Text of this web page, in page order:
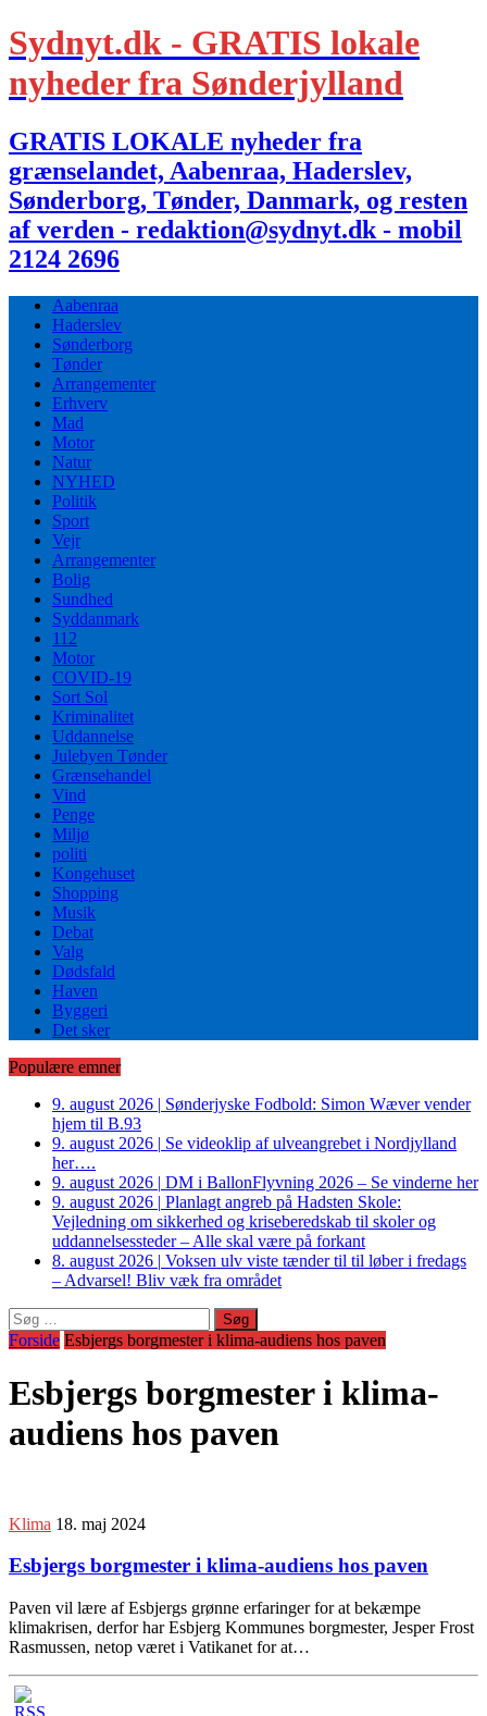
Sydnyt.dk - GRATIS lokale
nyheder fra Sønderjylland
GRATIS LOKALE nyheder fra
grænselandet, Aabenraa, Haderslev,
Sønderborg, Tønder, Danmark, og resten
af verden - redaktion@sydnyt.dk - mobil
2124 2696
Aabenraa
Haderslev
Sønderborg
Tønder
Arrangementer
Erhverv
Mad
Motor
Natur
NYHED
Politik
Sport
Vejr
Arrangementer
Bolig
Sundhed
Syddanmark
112
Motor
COVID-19
Sort Sol
Kriminalitet
Uddannelse
Julebyen Tønder
Grænsehandel
Vind
Penge
Miljø
politi
Kongehuset
Shopping
Musik
Debat
Valg
Dødsfald
Haven
Byggeri
Det sker
Populære emner
9. august 2026 | Sønderjyske Fodbold: Simon Wæver vender
hjem til B.93
9. august 2026 | Se videoklip af ulveangrebet i Nordjylland
her….
9. august 2026 | DM i BallonFlyvning 2026 – Se vinderne her
9. august 2026 | Planlagt angreb på Hadsten Skole:
Vejledning om sikkerhed og kriseberedskab til skoler og
uddannelsessteder – Alle skal være på forkant
8. august 2026 | Voksen ulv viste tænder til til løber i fredags
– Advarsel! Bliv væk fra området
Søg
efter:
Forside Esbjergs borgmester i klima-audiens hos paven
Esbjergs borgmester i klima-
audiens hos paven
Klima 18. maj 2024
Esbjergs borgmester i klima-audiens hos paven
Paven vil lære af Esbjergs grønne erfaringer for at bekæmpe
klimakrisen, derfor har Esbjerg Kommunes borgmester, Jesper Frost
Rasmussen, netop været i Vatikanet for at…